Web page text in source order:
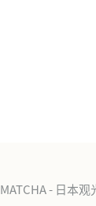
MATCHA - 日本